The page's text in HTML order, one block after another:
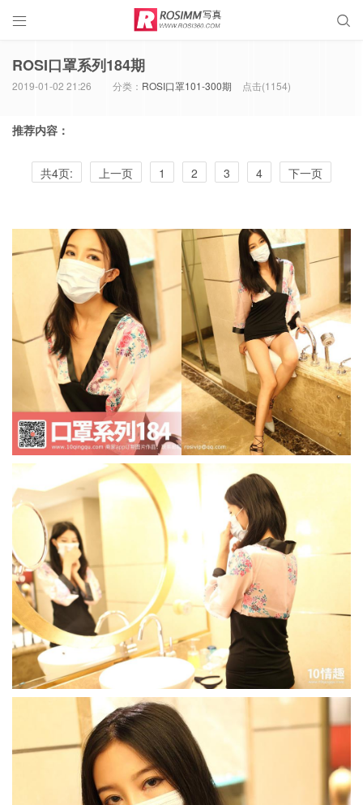
 
ROSI口罩系列184期
2019-01-02 21:26 分类： ROSI口罩101-300期 点击(1154)
推荐内容：
共4页: 上一页 1 2 3 4 下一页